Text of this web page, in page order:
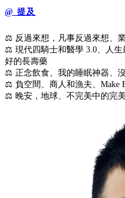
@ 提及
⚖️ 反過來想，凡事反過來想、
⚖️ 現代四騎士和醫學 3.0、人
好的長壽藥
⚖️ 正念飲食、我的睡眠神器、
⚖️ 負空間、商人和漁夫、Make
⚖️ 晚安，地球、不完美中的完